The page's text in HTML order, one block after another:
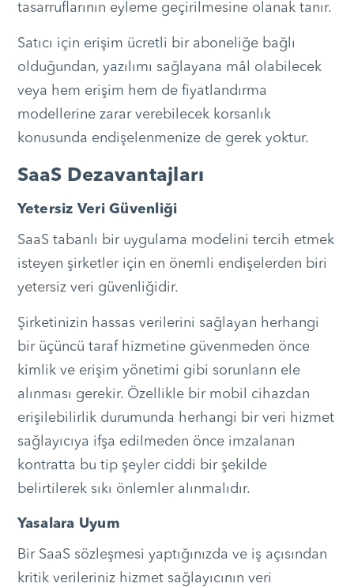
tasarruflarının eyleme geçirilmesine olanak tanır.
Satıcı için erişim ücretli bir aboneliğe bağlı
olduğundan, yazılımı sağlayana mâl olabilecek
veya hem erişim hem de fiyatlandırma
modellerine zarar verebilecek korsanlık
konusunda endişelenmenize de gerek yoktur.
SaaS Dezavantajları
Yetersiz Veri Güvenliği
SaaS tabanlı bir uygulama modelini tercih etmek
isteyen şirketler için en önemli endişelerden biri
yetersiz veri güvenliğidir.
Şirketinizin hassas verilerini sağlayan herhangi
bir üçüncü taraf hizmetine güvenmeden önce
kimlik ve erişim yönetimi gibi sorunların ele
alınması gerekir. Özellikle bir mobil cihazdan
erişilebilirlik durumunda herhangi bir veri hizmet
sağlayıcıya ifşa edilmeden önce imzalanan
kontratta bu tip şeyler ciddi bir şekilde
belirtilerek sıkı önlemler alınmalıdır.
Yasalara Uyum
Bir SaaS sözleşmesi yaptığınızda ve iş açısından
kritik verileriniz hizmet sağlayıcının veri